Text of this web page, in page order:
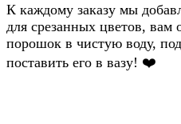
К каждому заказу мы
для срезанных цветов, вам
порошок в чистую воду,
поставить его в вазу! ❤️